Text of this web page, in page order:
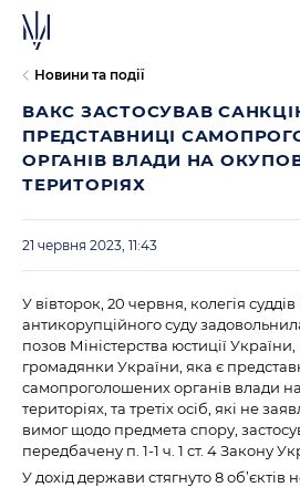
Новини та події
ВАКС ЗАСТОСУВАВ
ПРЕДСТАВНИЦІ
ОРГАНІВ ВЛАДИ НА
ТЕРИТОРІЯХ
21 червня 2023, 11:43
У вівторок, 20 червня, колегія
антикорупційного суду
позов Міністерства юстиції
громадянки України, яка є
самопроголошених органів влади
територіях, та третіх осіб, які не
вимог щодо предмета спору,
передбачену п. 1-1 ч. 1 ст. 4 Закону
У дохід держави стягнуто 8 об’єктів